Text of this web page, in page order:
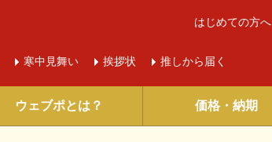
寒中 見舞い 挨拶状 推しから届く
はじめての方へ
ウェブポとは？ 価格・納期